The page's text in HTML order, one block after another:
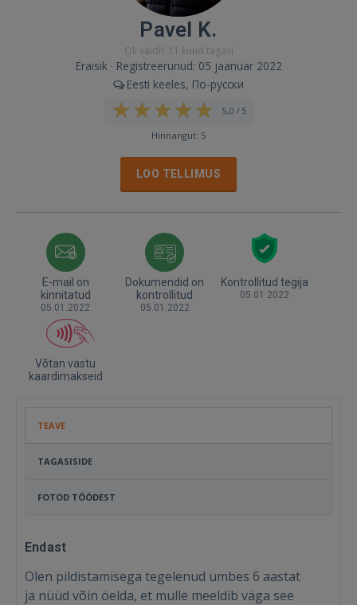
Pavel K.
Oli saidil: 11 kuud tagasi
Eraisik · Registreerunud: 05 jaanuar 2022
Eesti keeles, По-русски
5,0 / 5
Hinnangut: 5
LOO TELLIMUS
E-mail on
kinnitatud
05.01.2022
Dokumendid on
kontrollitud
05.01.2022
Kontrollitud tegija
05.01.2022
Võtan vastu
kaardimakseid
TEAVE
TAGASISIDE
FOTOD TÖÖDEST
Endast
Olen pildistamisega tegelenud umbes 6 aastat
ja nüüd võin öelda, et mulle meeldib väga see